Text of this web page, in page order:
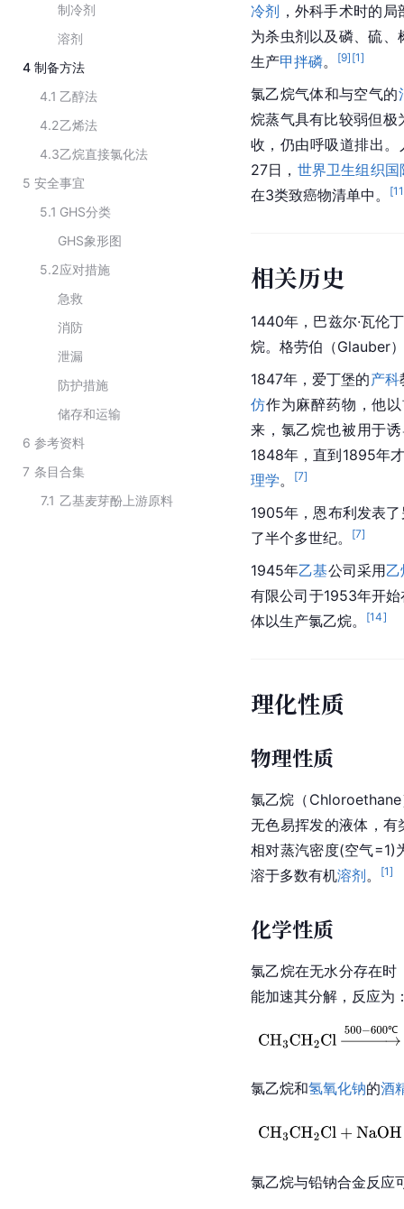
制冷剂
溶剂
4 制备方法
4.1 乙醇法
4.2乙烯法
4.3乙烷直接氯化法
5 安全事宜
5.1 GHS分类
GHS象形图
5.2应对措施
急救
消防
泄漏
防护措施
储存和运输
6 参考资料
7 条目合集
7.1 乙基麦芽酚上游原料
冷剂 ，外科手术时的
为杀虫剂以及磷、硫
生产甲拌磷。 [9] [1]
氯乙烷气体和与空气的
烷蒸气具有比较弱但
收，仍由呼吸道排出
27日， 世界卫生组织国
在3类致癌物清单中。
[11
相关历史
1440年，巴兹尔·瓦伦
烷。格劳伯（Glauber
1847年，爱丁堡的产科
仿作为麻醉药物，他
来，氯乙烷也被用于
1848年，直到1895年
理学。 [7]
1905年，恩布利发表
了半个多世纪。
[7]
1945年乙基公司采用
有限公司于1953年开
体以生产氯乙烷。
[14]
理化性质
物理性质
氯乙烷（Chloroethane
无色易挥发的液体，
相对蒸汽密度(空气=1)
溶于多数有机溶剂。 [1]
化学性质
氯乙烷在无水分存在
能加速其分解，反应为
氯乙烷和氢氧化钠的酒
氯乙烷与铅钠合金反应